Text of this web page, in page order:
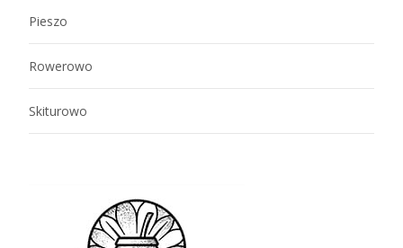
Pieszo
Rowerowo
Skiturowo